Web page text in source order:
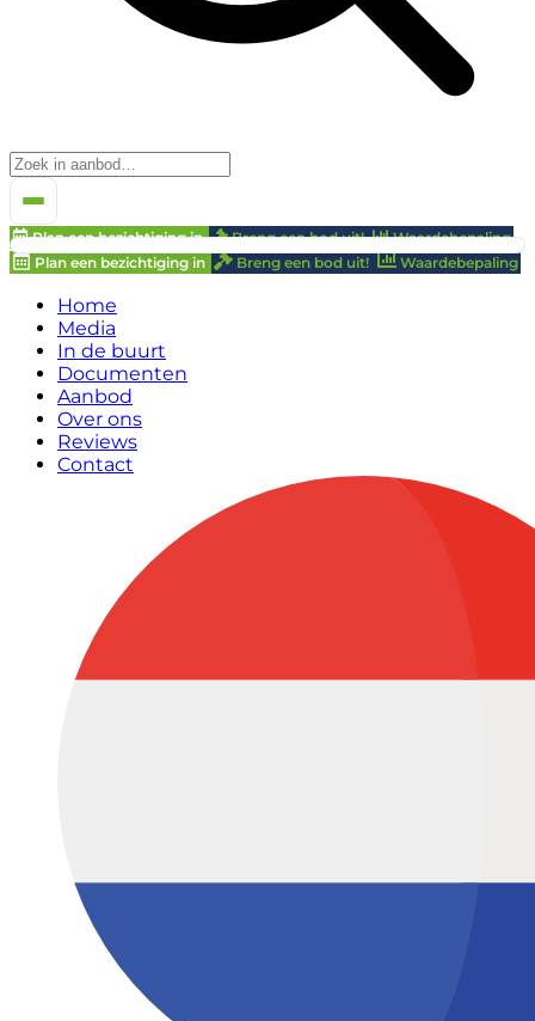
Plan een bezichtiging in Breng een bod uit!
Waardebepaling
Plan een bezichtiging in
Breng een bod uit! Waardebepaling
Home
Media
In de buurt
Documenten
Aanbod
Over ons
Reviews
Contact